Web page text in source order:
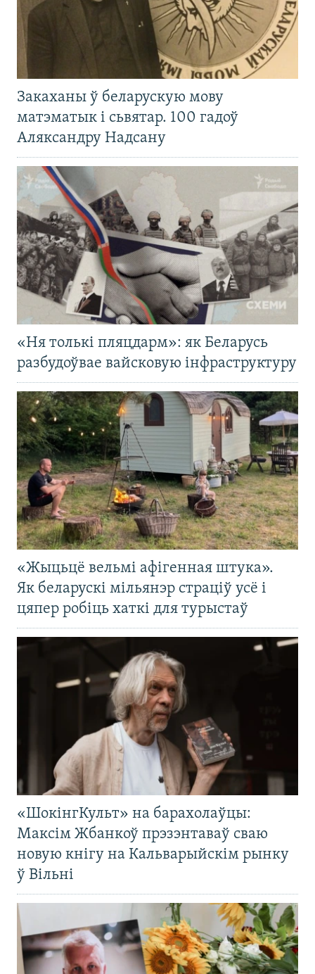
Закаханы ў беларускую мову
матэматык і сьвятар. 100 гадоў
Аляксандру Надсану
«Ня толькі пляцдарм»: як Беларусь
разбудоўвае вайсковую інфраструктуру
«Жыцьцё вельмі афігенная штука».
Як беларускі мільянэр страціў усё і
цяпер робіць хаткі для турыстаў
«ШокінгКульт» на барахолаўцы:
Максім Жбанкоў прэзэнтаваў сваю
новую кнігу на Кальварыйскім рынку
ў Вільні